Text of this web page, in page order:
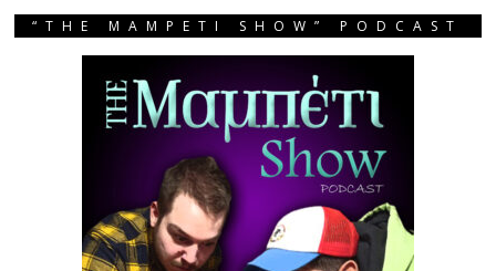
“THE MAMPETI SHOW” PODCAST